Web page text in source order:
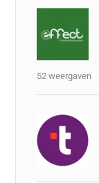
52 weergaven